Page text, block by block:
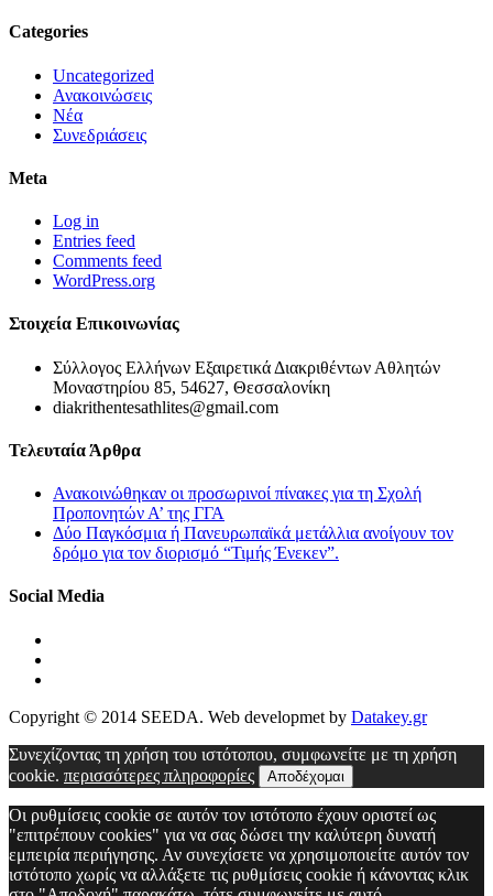
Categories
Uncategorized
Ανακοινώσεις
Νέα
Συνεδριάσεις
Meta
Log in
Entries feed
Comments feed
WordPress.org
Στοιχεία Επικοινωνίας
Σύλλογος Ελλήνων Εξαιρετικά Διακριθέντων Αθλητών
Μοναστηρίου 85, 54627, Θεσσαλονίκη
diakrithentesathlites@gmail.com
Τελευταία Άρθρα
Ανακοινώθηκαν οι προσωρινοί πίνακες για τη Σχολή
Προπονητών Α’ της ΓΓΑ
Δύο Παγκόσμια ή Πανευρωπαϊκά μετάλλια ανοίγουν τον
δρόμο για τον διορισμό “Τιμής Ένεκεν”.
Social Media
Copyright © 2014 SEEDA. Web developmet by Datakey.gr
Συνεχίζοντας τη χρήση του ιστότοπου, συμφωνείτε με τη χρήση
cookie. περισσότερες πληροφορίες Αποδέχομαι
Οι ρυθμίσεις cookie σε αυτόν τον ιστότοπο έχουν οριστεί ως
"επιτρέπουν cookies" για να σας δώσει την καλύτερη δυνατή
εμπειρία περιήγησης. Αν συνεχίσετε να χρησιμοποιείτε αυτόν τον
ιστότοπο χωρίς να αλλάξετε τις ρυθμίσεις cookie ή κάνοντας κλικ